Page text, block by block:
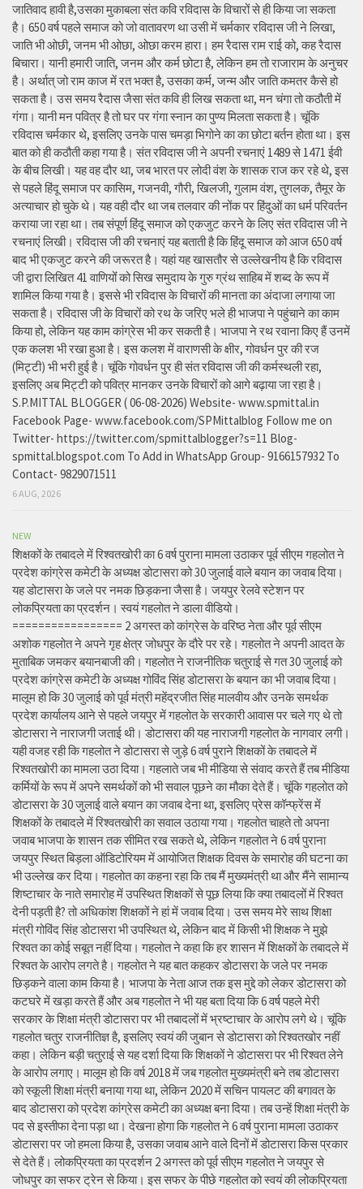
जातिवाद हावी है,उसका मुकाबला संत कवि रविदास के विचारों से ही किया जा सकता
है। 650 वर्ष पहले समाज को जो वातावरण था उसी में चर्मकार रविदास जी ने लिखा,
जाति भी ओछी, जनम भी ओछा, ओछा करम हारा। हम रैदास राम राई को, कह रैदास
बिचारा। यानी हमारी जाति, जनम और कर्म छोटा है, लेकिन हम तो राजाराम के अनुचर
है। अर्थात् जो राम काज में रत भक्त है, उसका कर्म, जन्म और जाति कमतर कैसे हो
सकता है। उस समय रैदास जैसा संत कवि ही लिख सकता था, मन चंगा तो कठौती में
गंगा। यानी मन पवित्र है तो घर पर गंगा स्नान का पुण्य मिलता सकता है। चूंकि
रविदास चर्मकार थे, इसलिए उनके पास चमड़ा भिगोने का का छोटा बर्तन होता था। इस
बात को ही कठौती कहा गया है। संत रविदास जी ने अपनी रचनाएं 1489 से 1471 ईवी
के बीच लिखी। यह वह दौर था, जब भारत पर लोदी वंश के शासक राज कर रहे थे, इस
से पहले हिंदू समाज पर कासिम, गजनवी, गौरी, खिलजी, गुलाम वंश, तुगलक, तैमूर के
अत्याचार हो चुके थे। यह वही दौर था जब तलवार की नोंक पर हिंदुओं का धर्म परिवर्तन
कराया जा रहा था। तब संपूर्ण हिंदू समाज को एकजुट करने के लिए संत रविदास जी ने
रचनाएं लिखी। रविदास जी की रचनाएं यह बताती है कि हिंदू समाज को आज 650 वर्ष
बाद भी एकजुट करने की जरूरत है। यहां यह खासतौर से उल्लेखनीय है कि रविदास
जी द्वारा लिखित 41 वाणियोंं को सिख समुदाय के गुरु ग्रंथ साहिब में शब्द के रूप में
शामिल किया गया है। इससे भी रविदास के विचारों की मानता का अंदाजा लगाया जा
सकता है। रविदास जी के विचारों को रथ के जरिए भले ही भाजपा ने पहुंचाने का काम
किया हो, लेकिन यह काम कांग्रेस भी कर सकती है। भाजपा ने रथ रवाना किए हैं उनमें
एक कलश भी रखा हुआ है। इस कलश में वाराणसी के क्षीर, गोवर्धन पुर की रज
(मिट्टी) भी भरी हुई है। चूंकि गोवर्धन पुर ही संत रविदास जी की कर्मस्थली रहा,
इसलिए अब मिट्टी को पवित्र मानकर उनके विचारों को आगे बढ़ाया जा रहा है।
S.P.MITTAL BLOGGER ( 06-08-2026) Website- www.spmittal.in
Facebook Page- www.facebook.com/SPMittalblog Follow me on
Twitter- https://twitter.com/spmittalblogger?s=11 Blog-
spmittal.blogspot.com To Add in WhatsApp Group- 9166157932 To
Contact- 9829071511
6 AUG, 2026
NEW
शिक्षकों के तबादले में रिश्वतखोरी का 6 वर्ष पुराना मामला उठाकर पूर्व सीएम गहलोत ने
प्रदेश कांग्रेस कमेटी के अध्यक्ष डोटासरा को 30 जुलाई वाले बयान का जवाब दिया।
यह डोटासरा के जले पर नमक छिड़कना जैसा है। जयपुर रेलवे स्टेशन पर
लोकप्रियता का प्रदर्शन। स्वयं गहलोत ने डाला वीडियो।
================= 2 अगस्त को कांग्रेस के वरिष्ठ नेता और पूर्व सीएम
अशोक गहलोत ने अपने गृह क्षेत्र जोधपुर के दौरे पर रहे। गहलोत ने अपनी आदत के
मुताबिक जमकर बयानबाजी की। गहलोत ने राजनीतिक चतुराई से गत 30 जुलाई को
प्रदेश कांग्रेस कमेटी के अध्यक्ष गोविंद सिंह डोटासरा के बयान का भी जवाब दिया।
मालूम हो कि 30 जुलाई को पूर्व मंत्री महेंद्रजीत सिंह मालवीय और उनके समर्थक
प्रदेश कार्यालय आने से पहले जयपुर में गहलोत के सरकारी आवास पर चले गए थे तो
डोटासरा ने नाराजगी जताई थी। डोटासरा की यह नाराजगी गहलोत के नागवार लगी।
यही वजह रही कि गहलोत ने डोटासरा से जुड़े 6 वर्ष पुराने शिक्षकों के तबादले में
रिश्वतखोरी का मामला उठा दिया। गहलाते जब भी मीडिया से संवाद करते हैं तब मीडिया
कर्मियों के रूप में अपने समर्थकों को भी सवाल पूछने का मौका देते हैं। चूंकि गहलोत को
डोटासरा के 30 जुलाई वाले बयान का जवाब देना था, इसलिए प्रेस कॉन्फ्रेंस में
शिक्षकों के तबादले में रिश्वतखोरी का सवाल उठाया गया। गहलोत चाहते तो अपना
जवाब भाजपा के शासन तक सीमित रख सकते थे, लेकिन गहलोत ने 6 वर्ष पुराना
जयपुर स्थित बिड़ला ऑडिटोरियम में आयोजित शिक्षक दिवस के समारोह की घटना का
भी उल्लेख कर दिया। गहलोत का कहना रहा कि तब मैं मुख्यमंत्री था और मैंने सामान्य
शिष्टाचार के नाते समारोह में उपस्थित शिक्षकों से पूछ लिया कि क्या तबादलों में रिश्वत
देनी पड़ती है? तो अधिकांश शिक्षकों ने हां में जवाब दिया। उस समय मेरे साथ शिक्षा
मंत्री गोविंद सिंह डोटासरा भी उपस्थित थे, लेकिन बाद में किसी भी शिक्षक ने मुझे
रिश्वत का कोई सबूत नहीं दिया। गहलोत ने कहा कि हर शासन में शिक्षकों के तबादले में
रिश्वत के आरोप लगते है। गहलोत ने यह बात कहकर डोटासरा के जले पर नमक
छिड़कने वाला काम किया है। भाजपा के नेता आज तक इस मुद्दे को लेकर डोटासरा को
कटघरे में खड़ा करते हैं और अब गहलोत ने भी यह बता दिया कि 6 वर्ष पहले मेरी
सरकार के शिक्षा मंत्री डोटासरा पर भी तबादलों में भ्रष्टाचार के आरोप लगे थे। चूंकि
गहलोत चतुर राजनीतिज्ञ है, इसलिए स्वयं की जुबान से डोटासरा को रिश्वतखोर नहीं
कहा। लेकिन बड़ी चतुराई से यह दर्शा दिया कि शिक्षकों ने डोटासरा पर भी रिश्वत लेने
के आरोप लगाए। मालूम हो कि वर्ष 2018 में जब गहलोत मुख्यमंत्री बने तब डोटासरा
को स्कूली शिक्षा मंत्री बनाया गया था, लेकिन 2020 में सचिन पायलट की बगावत के
बाद डोटासरा को प्रदेश कांग्रेस कमेटी का अध्यक्ष बना दिया। तब उन्हें शिक्षा मंत्री के
पद से इस्तीफा देना पड़ा था। देखना होगा कि गहलोत ने 6 वर्ष पुराना मामला उठाकर
डोटासरा पर जो हमला किया है, उसका जवाब आने वाले दिनों में डोटासरा किस प्रकार
से देते हैं। लोकप्रियता का प्रदर्शन 2 अगस्त को पूर्व सीएम गहलोत ने जयपुर से
जोधपुर का सफर ट्रेन से किया। इस सफर के पीछे गहलोत को स्वयं की लोकप्रियता